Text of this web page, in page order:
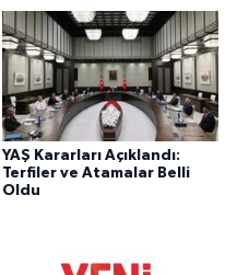
YAŞ Kararları Açıklandı:
Terfiler ve Atamalar Belli
Oldu